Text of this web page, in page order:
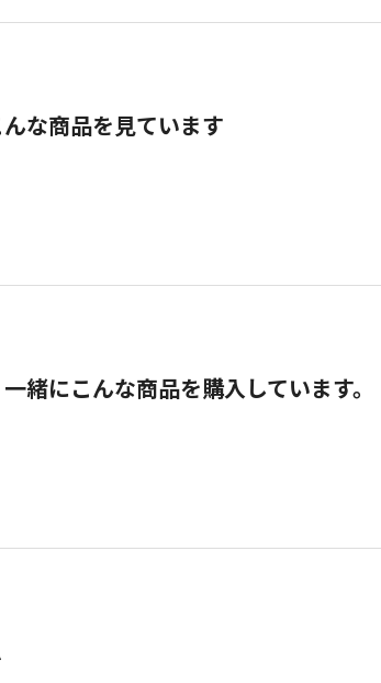
な商品を見ています
緒にこんな商品を購入しています。